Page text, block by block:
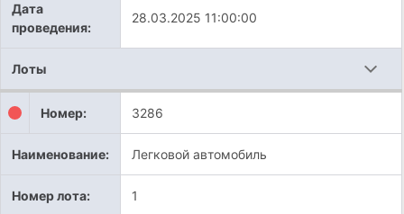
Дата
проведения:
28.03.2025 11:00:00
Лоты
Номер: 3286
Наименование: Легковой автомобиль
Номер лота: 1